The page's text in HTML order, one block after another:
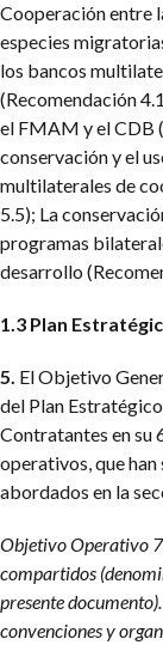
Cooperación entre
especies
los bancos
(Recomendación
el FMAM y el CDB
conservación y el
multilaterales de
5.5); La
programas
desarrollo
1.3 Plan
5. El Objetivo
del Plan
Contratantes en su
operativos, que
abordados en la
Objetivo Operativo
compartidos
presente documento).
convenciones y